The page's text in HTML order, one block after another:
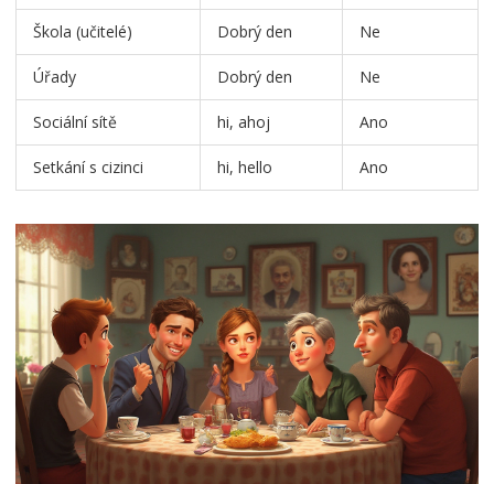
Škola (učitelé) Dobrý den Ne
Úřady Dobrý den Ne
Sociální sítě hi, ahoj Ano
Setkání s cizinci hi, hello Ano